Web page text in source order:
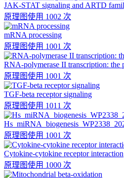
JAK-STAT signaling and ARTD
原理图使用 1002 次
mRNA processing
原理图使用 1001 次
RNA-polymerase II transcription: the
原理图使用 1001 次
TGF-beta receptor signaling
原理图使用 1011 次
原理图使用 1001 次
Cytokine-cytokine receptor interaction
原理图使用 1000 次